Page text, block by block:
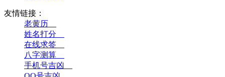
友情链接：
老黄历__
姓名打分__
在线求签__
八字测算__
手机号吉凶__